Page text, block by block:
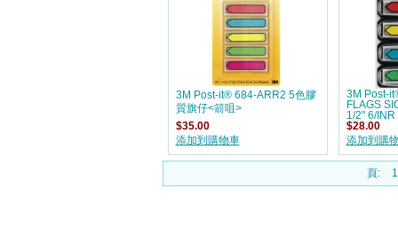
3M Post-it® 684-ARR2 5色膠
質旗仔<箭咀>
$35.00
添加到購物車
3M Post-
FLAGS
1/2" 6/INR
$28.00
添加到購
頁: 1